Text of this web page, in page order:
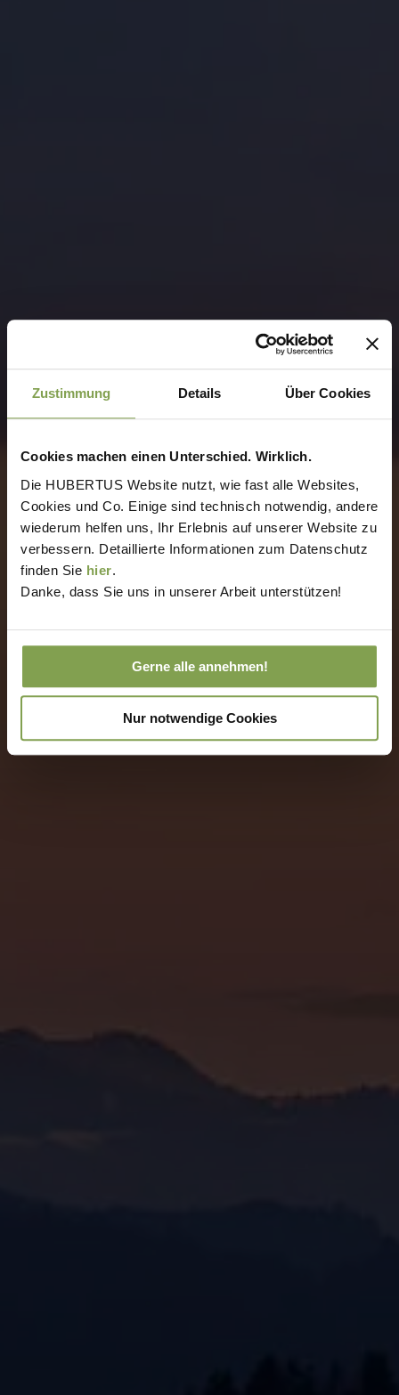
Zustimmung Details Über Cookies
Cookies machen einen Unterschied. Wirklich.
Die HUBERTUS Website nutzt, wie fast alle Websites,
Cookies und Co. Einige sind technisch notwendig, andere
wiederum helfen uns, Ihr Erlebnis auf unserer Website zu
verbessern. Detaillierte Informationen zum Datenschutz
finden Sie hier.
Danke, dass Sie uns in unserer Arbeit unterstützen!
Gerne alle annehmen!
Nur notwendige Cookies